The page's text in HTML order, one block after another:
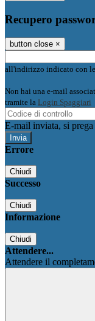
Recupero
button close ×
all'indirizzo indicato con
Non hai una e-mail
tramite la Login Spaggiari
E-mail inviata, si
Errore
Chiudi
Successo
Chiudi
Informazione
Chiudi
Attendere...
Attendere il